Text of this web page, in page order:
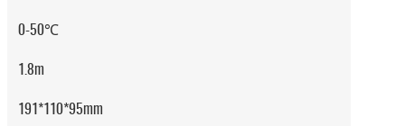
0-50℃
1.8m
191*110*95mm